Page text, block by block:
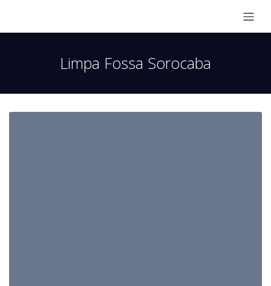
Limpa Fossa Sorocaba